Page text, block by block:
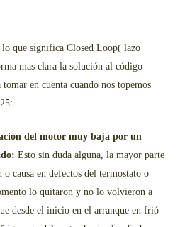
que significa Closed Loop( lazo
mas clara la solución al código
en cuenta cuando nos topemos
del motor muy baja por un
Esto sin duda alguna, la mayor parte
o causa en defectos del termostato o
lo quitaron y no lo volvieron a
desde el inicio en el arranque en frió